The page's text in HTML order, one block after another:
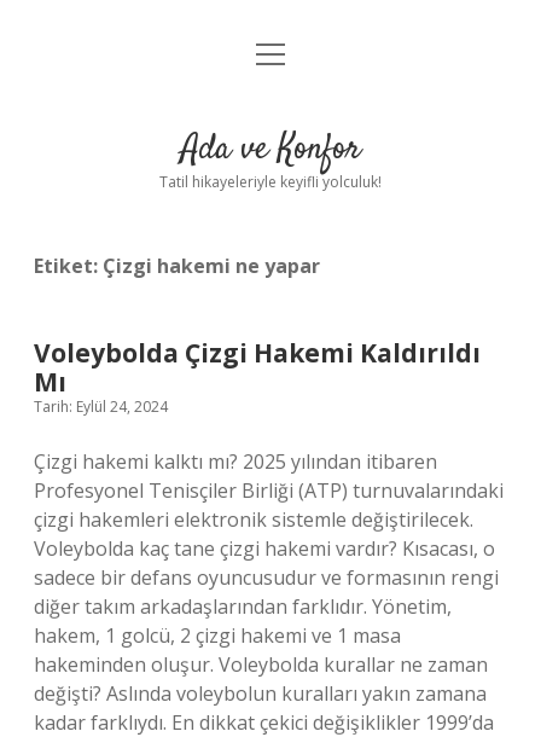
Anasayfa
Yasal Uyarı
menüyü
Ada ve Konfor
Tatil hikayeleriyle keyifli yolculuk!
Etiket: Çizgi hakemi ne yapar
Voleybolda Çizgi Hakemi Kaldırıldı
Mı
Tarih: Eylül 24, 2024
Çizgi hakemi kalktı mı? 2025 yılından itibaren
Profesyonel Tenisçiler Birliği (ATP) turnuvalarındaki
çizgi hakemleri elektronik sistemle değiştirilecek.
Voleybolda kaç tane çizgi hakemi vardır? Kısacası, o
sadece bir defans oyuncusudur ve formasının rengi
diğer takım arkadaşlarından farklıdır. Yönetim,
hakem, 1 golcü, 2 çizgi hakemi ve 1 masa
hakeminden oluşur. Voleybolda kurallar ne zaman
değişti? Aslında voleybolun kuralları yakın zamana
kadar farklıydı. En dikkat çekici değişiklikler 1999’da